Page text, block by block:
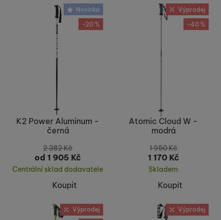
Novinka
-20 %
K2 Power Aluminum -
černá
2 382Kč
od 1 905 Kč
Centrální sklad dodavatele
Koupit
Výprodej
-40 %
Atomic Cloud W -
modrá
1 950Kč
1 170 Kč
Skladem
Koupit
Výprodej
Výprodej